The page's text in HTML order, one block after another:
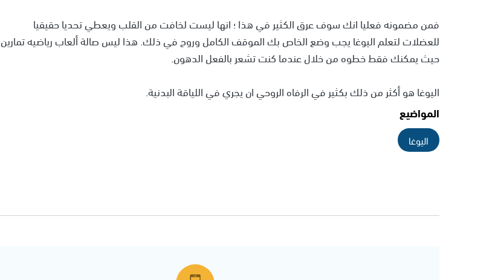
فمن مضمونه فعليا انك سوف عرق الكثير في هذا ؛ انها ليست لخافت من القلب ويعطي تحديا حقيقيا
للعضلات لتعلم اليوغا يجب وضع الخاص بك الموقف الكامل وروح في ذلك. هذا ليس صالة ألعاب رياضيه تمارين
حيث يمكنك فقط خطوه من خلال عندما كنت تشعر بالفعل الدهون.
اليوغا هو أكثر من ذلك بكثير في الرفاه الروحي ان يجري في اللياقة البدنية.
المواضيع
اليوغا